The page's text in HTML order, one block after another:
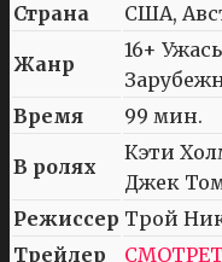
Страна США,
Жанр
16+
Время
99 мин.
В ролях
Кэти
Джек
Режиссер Трой
Трейлер